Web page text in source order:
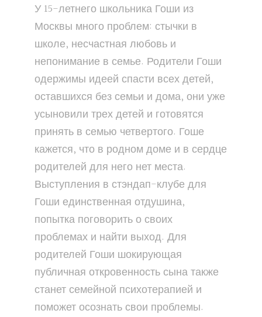
У 15-летнего школьника Гоши из
Москвы много проблем: стычки в
школе, несчастная любовь и
непонимание в семье. Родители Гоши
одержимы идеей спасти всех детей,
оставшихся без семьи и дома, они уже
усыновили трех детей и готовятся
принять в семью четвертого. Гоше
кажется, что в родном доме и в сердце
родителей для него нет места.
Выступления в стэндап-клубе для
Гоши единственная отдушина,
попытка поговорить о своих
проблемах и найти выход. Для
родителей Гоши шокирующая
публичная откровенность сына также
станет семейной психотерапией и
поможет осознать свои проблемы.